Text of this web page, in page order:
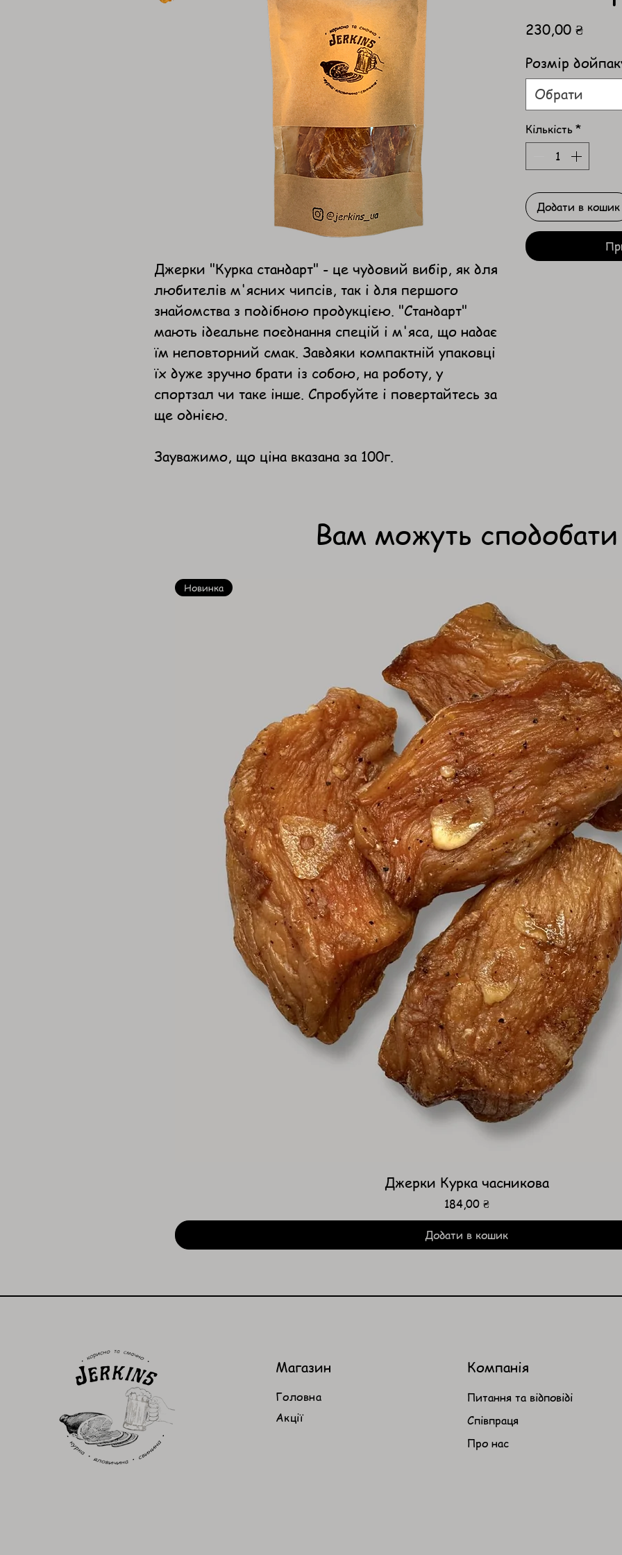
Джерки "Курка стандарт" - це чудовий вибір, як для
любителів м'ясних чипсів, так і для першого
знайомства з подібною продукцією. "Стандарт"
мають ідеальне поєднання спецій і м'яса, що надає
їм неповторний смак. Завдяки компактній упаковці
їх дуже зручно брати із собою, на роботу, у
спортзал чи таке інше. Спробуйте і повертайтесь за
ще однією.
Зауважимо, що ціна вказана за 100г.
230,00 ₴Ціна
Розмір
Обрати
Кількість*
Додати в кошик
Вам можуть сподобати
Новинка
Джерки Курка часникова
Ціна
184,00 ₴
Додати в кошик
Магазин
Головна
Акції
Компанія
Питання та відповіді
Співпраця
Про нас